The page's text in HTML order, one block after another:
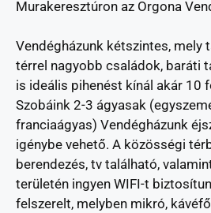
Murakeresztúron az Orgona
Vendégházunk kétszintes, mely
térrel nagyobb családok, baráti
is ideális pihenést kínál akár 10
Szobáink 2-3 ágyasak
franciaágyas) Vendégházunk
igénybe vehető. A közösségi
berendezés, tv található,
területén ingyen WIFI-t
felszerelt, melyben mikró,